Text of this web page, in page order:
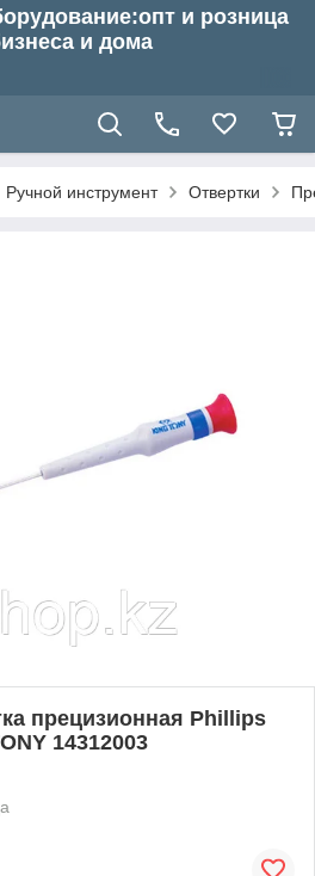
и розница
и дома
Ручной инструмент Отвертки
прецизионная Phillips
14312003